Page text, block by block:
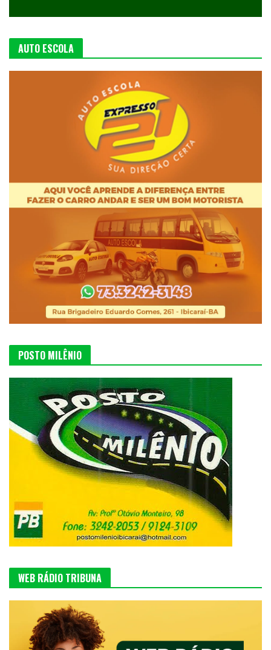
AUTO ESCOLA
POSTO MILÊNIO
WEB RÁDIO TRIBUNA